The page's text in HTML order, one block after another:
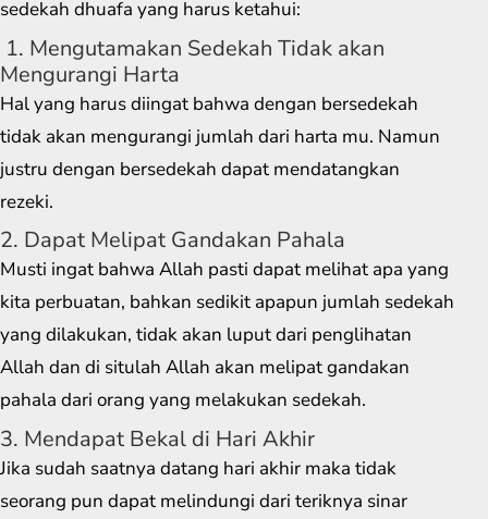
sedekah dhuafa yang harus ketahui:
1. Mengutamakan Sedekah Tidak akan
Mengurangi Harta
Hal yang harus diingat bahwa dengan bersedekah
tidak akan mengurangi jumlah dari harta mu. Namun
justru dengan bersedekah dapat mendatangkan
rezeki.
2. Dapat Melipat Gandakan Pahala
Musti ingat bahwa Allah pasti dapat melihat apa yang
kita perbuatan, bahkan sedikit apapun jumlah sedekah
yang dilakukan, tidak akan luput dari penglihatan
Allah dan di situlah Allah akan melipat gandakan
pahala dari orang yang melakukan sedekah.
3. Mendapat Bekal di Hari Akhir
Jika sudah saatnya datang hari akhir maka tidak
seorang pun dapat melindungi dari teriknya sinar